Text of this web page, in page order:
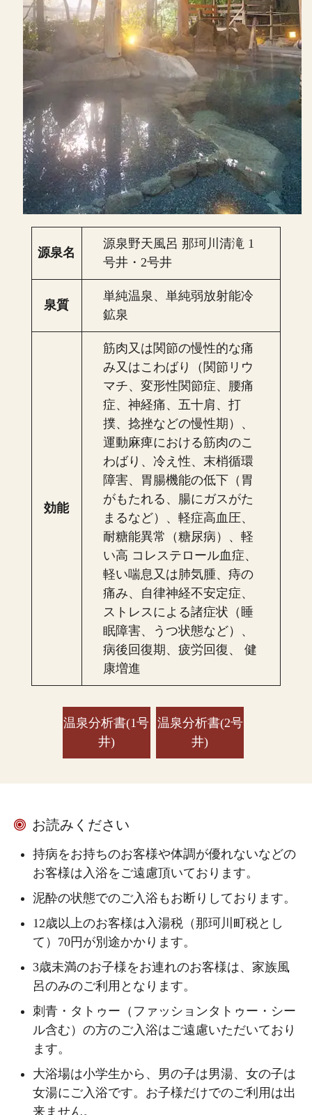
源泉名
源泉野天風呂 那珂川清滝 1
号井・2号井
泉質
単純温泉、単純弱放射能冷
鉱泉
効能
筋肉又は関節の慢性的な痛
み又はこわばり（関節リウ
マチ、変形性関節症、腰痛
症、神経痛、五十肩、打
撲、捻挫などの慢性期）、
運動麻痺における筋肉のこ
わばり、冷え性、末梢循環
障害、胃腸機能の低下（胃
がもたれる、腸にガスがた
まるなど）、軽症高血圧、
耐糖能異常（糖尿病）、軽
い高 コレステロール血症、
軽い喘息又は肺気腫、痔の
痛み、自律神経不安定症、
ストレスによる諸症状（睡
眠障害、うつ状態など）、
病後回復期、疲労回復、 健
康増進
温泉分析書(1号
井)
温泉分析書(2号
井)
お読みください
持病をお持ちのお客様や体調が優れないなどの
お客様は入浴をご遠慮頂いております。
泥酔の状態でのご入浴もお断りしております。
12歳以上のお客様は入湯税（那珂川町税とし
て）70円が別途かかります。
3歳未満のお子様をお連れのお客様は、家族風
呂のみのご利用となります。
刺青・タトゥー（ファッションタトゥー・シー
ル含む）の方のご入浴はご遠慮いただいており
ます。
大浴場は小学生から、男の子は男湯、女の子は
女湯にご入浴です。お子様だけでのご利用は出
来ません。